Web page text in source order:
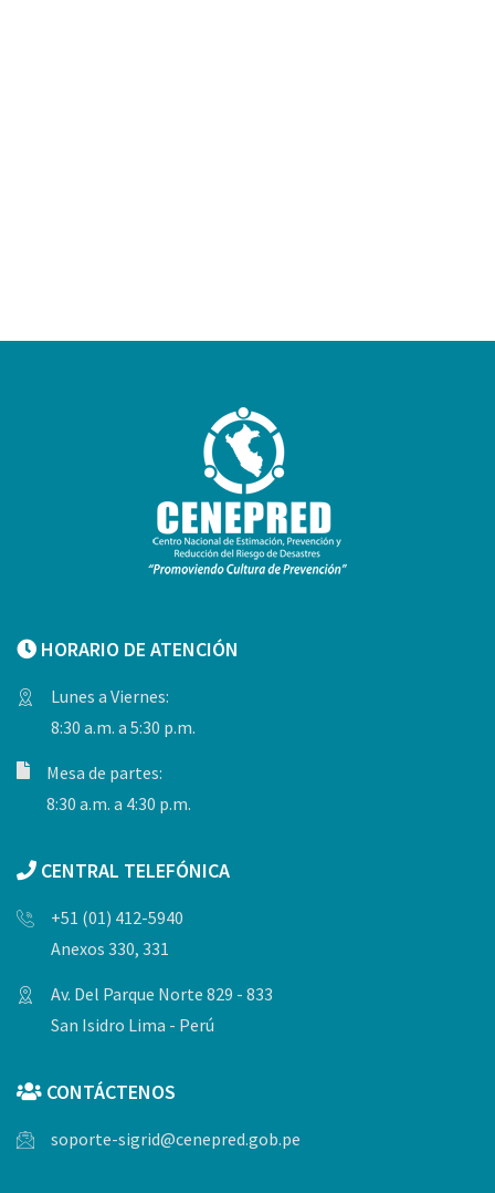
HORARIO DE ATENCIÓN
Lunes a Viernes:
8:30 a.m. a 5:30 p.m.
Mesa de partes:
8:30 a.m. a 4:30 p.m.
CENTRAL TELEFÓNICA
+51 (01) 412-5940
Anexos 330, 331
Av. Del Parque Norte 829 - 833
San Isidro Lima - Perú
CONTÁCTENOS
soporte-sigrid@cenepred.gob.pe